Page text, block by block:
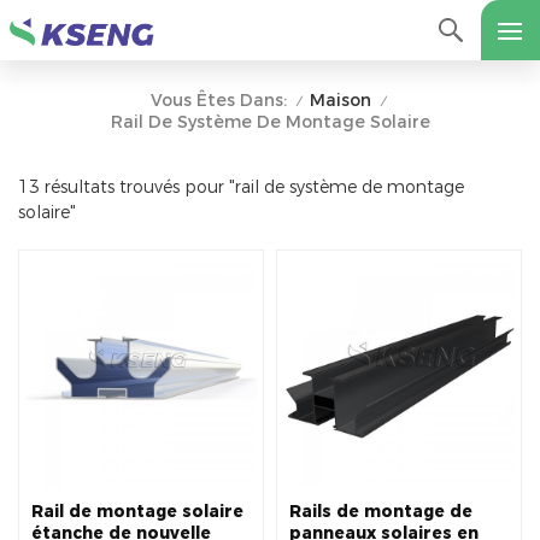
Vous Êtes Dans: / Maison /
Rail De Système De Montage Solaire
13 résultats trouvés pour "rail de système de montage
solaire"
Rail de montage solaire
étanche de nouvelle
Rails de montage de
panneaux solaires en